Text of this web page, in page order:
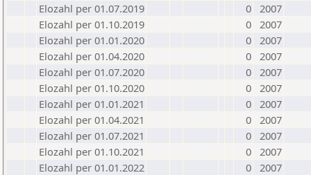
Elozahl per 01.07.2019
0 2007
Elozahl per 01.10.2019
0 2007
Elozahl per 01.01.2020
0 2007
Elozahl per 01.04.2020
0 2007
Elozahl per 01.07.2020
0 2007
Elozahl per 01.10.2020
0 2007
Elozahl per 01.01.2021
0 2007
Elozahl per 01.04.2021
0 2007
Elozahl per 01.07.2021
0 2007
Elozahl per 01.10.2021
0 2007
Elozahl per 01.01.2022
0 2007